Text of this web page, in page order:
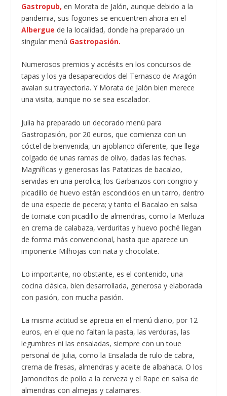
Gastropub, en Morata de Jalón, aunque debido a la
pandemia, sus fogones se encuentren ahora en el
Albergue de la localidad, donde ha preparado un
singular menú Gastropasión.
Numerosos premios y accésits en los concursos de
tapas y los ya desaparecidos del Ternasco de Aragón
avalan su trayectoria. Y Morata de Jalón bien merece
una visita, aunque no se sea escalador.
Julia ha preparado un decorado menú para
Gastropasión, por 20 euros, que comienza con un
cóctel de bienvenida, un ajoblanco diferente, que llega
colgado de unas ramas de olivo, dadas las fechas.
Magníficas y generosas las Pataticas de bacalao,
servidas en una perolica; los Garbanzos con congrio y
picadillo de huevo están escondidos en un tarro, dentro
de una especie de pecera; y tanto el Bacalao en salsa
de tomate con picadillo de almendras, como la Merluza
en crema de calabaza, verduritas y huevo poché llegan
de forma más convencional, hasta que aparece un
imponente Milhojas con nata y chocolate.
Lo importante, no obstante, es el contenido, una
cocina clásica, bien desarrollada, generosa y elaborada
con pasión, con mucha pasión.
La misma actitud se aprecia en el menú diario, por 12
euros, en el que no faltan la pasta, las verduras, las
legumbres ni las ensaladas, siempre con un toue
personal de Julia, como la Ensalada de rulo de cabra,
crema de fresas, almendras y aceite de albahaca. O los
Jamoncitos de pollo a la cerveza y el Rape en salsa de
almendras con almejas y calamares.